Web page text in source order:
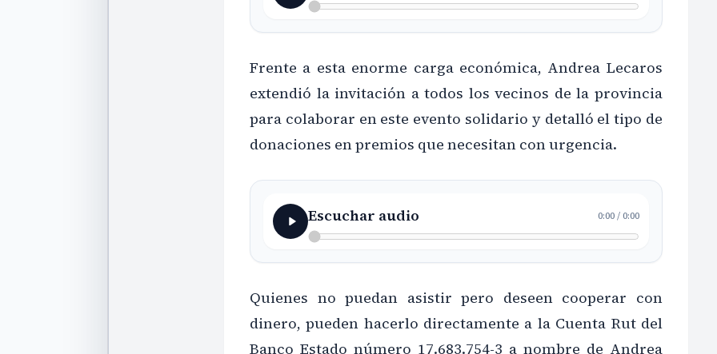
Frente a esta enorme carga económica, Andrea Lecaros
extendió la invitación a todos los vecinos de la provincia
para colaborar en este evento solidario y detalló el tipo de
donaciones en premios que necesitan con urgencia.
Escuchar audio 0:00/0:00
Quienes no puedan asistir pero deseen cooperar con
dinero, pueden hacerlo directamente a la Cuenta Rut del
Banco Estado número 17.683.754-3 a nombre de Andrea